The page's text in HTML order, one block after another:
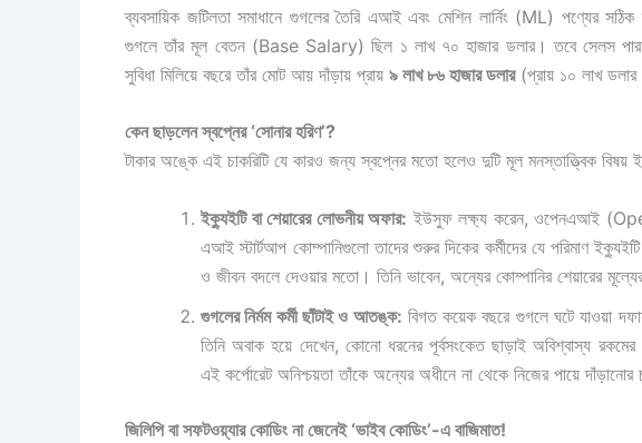
ব্যবসায়িক জটিলতা সমাধানে গুগলের তৈরি এআই এবং মেশিন লার্নিং (ML) পণ্যের
গুগলে তাঁর মূল বেতন (Base Salary) ছিল ১ লাখ ৭০ হাজার ডলার। তবে সেলস
সুবিধা মিলিয়ে বছরে তাঁর মোট আয় দাঁড়ায় প্রায় ৯ লাখ ৮৬ হাজার ডলার(প্রায় ১০ লাখ ডলার
কেন ছাড়লেন স্বপ্নের ‘সোনার হরিণ’?
টাকার অঙ্কে এই চাকরিটি যে কারও জন্য স্বপ্নের মতো হলেও দুটি মূল মনস্তাত্ত্বিক
ইক্যুইটি বা শেয়ারের লোভনীয় অফার: ইউসুফ লক্ষ্য করেন, ওপেনএআই
এআই স্টার্টআপ কোম্পানিগুলো তাদের শুরুর দিকের কর্মীদের যে পরিমাণ
ও জীবন বদলে দেওয়ার মতো। তিনি ভাবেন, অন্যের কোম্পানির শেয়ারের
গুগলের নির্মম কর্মী ছাঁটাই ও আতঙ্ক: বিগত কয়েক বছরে গুগলে ঘটে যাওয়া
তিনি অবাক হয়ে দেখেন, কোনো ধরনের পূর্বসংকেত ছাড়াই অবিশ্বাস্য রকমের
এই কর্পোরেট অনিশ্চয়তা তাঁকে অন্যের অধীনে না থেকে নিজের পায়ে দাঁড়ানোর
জিলিপি বা সফটওয়্যার কোডিং না জেনেই ‘ভাইব কোডিং’-এ বাজিমাত!